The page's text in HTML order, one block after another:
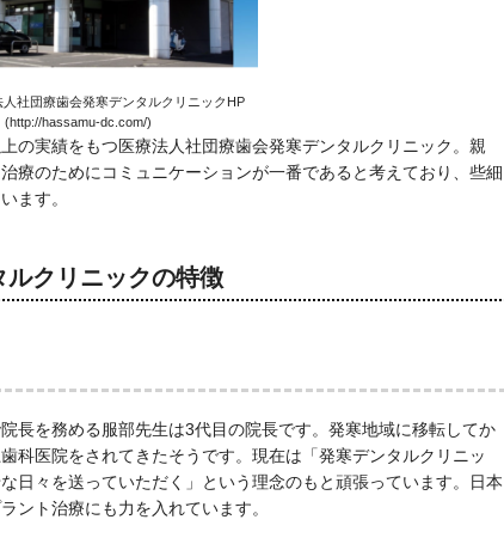
人社団療歯会発寒デンタルクリニックHP
(http://hassamu-dc.com/)
の実績をもつ医療法人社団療歯会発寒デンタルクリニック。親
療のためにコミュニケーションが一番であると考えており、些細
ます。
ルクリニックの特徴
長を務める服部先生は3代目の院長です。発寒地域に移転してか
科医院をされてきたそうです。現在は「発寒デンタルクリニッ
日々を送っていただく」という理念のもと頑張っています。日本
ント治療にも力を入れています。